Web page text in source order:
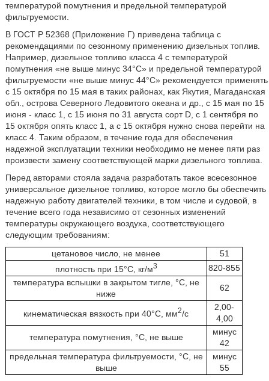
температурой помутнения и предельной температурой
фильтруемости.
В ГОСТ Р 52368 (Приложение Г) приведена таблица с
рекомендациями по сезонному применению дизельных топлив.
Например, дизельное топливо класса 4 с температурой
помутнения «не выше минус 34°C» и предельной температурой
фильтруемости «не выше минус 44°C» рекомендуется применять
с 15 октября по 15 мая в таких районах, как Якутия, Магаданская
обл., острова Северного Ледовитого океана и др., с 15 мая по 15
июня - класс 1, с 15 июня по 31 августа сорт D, с 1 сентября по
15 октября опять класс 1, а с 15 октября нужно снова перейти на
класс 4. Таким образом, в течение года для обеспечения
надежной эксплуатации техники необходимо не менее пяти раз
произвести замену соответствующей марки дизельного топлива.
Перед авторами стояла задача разработать такое всесезонное
универсальное дизельное топливо, которое могло бы обеспечить
надежную работу двигателей техники, в том числе и судовой, в
течение всего года независимо от сезонных изменений
температуры окружающего воздуха, соответствующего
следующим требованиям:
цетановое число, не менее
51
плотность при 15°C, кг/м3
820-855
температура вспышки в закрытом тигле, °C, не
ниже
62
кинематическая вязкость при 40°C, мм2/с
2,00-
4,00
температура помутнения, °C, не выше
минус
42
предельная температура фильтруемости, °C, не
выше
минус
55